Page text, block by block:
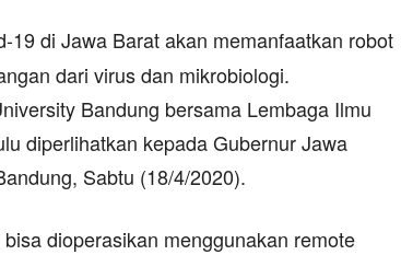
19 di Jawa Barat akan memanfaatkan robot
dari virus dan mikrobiologi.
Bandung bersama Lembaga Ilmu
diperlihatkan kepada Gubernur Jawa
Sabtu (18/4/2020).
dioperasikan menggunakan remote